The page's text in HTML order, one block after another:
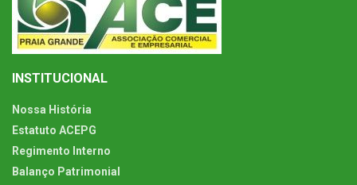
INSTITUCIONAL
Nossa História
Estatuto ACEPG
Regimento Interno
Balanço Patrimonial